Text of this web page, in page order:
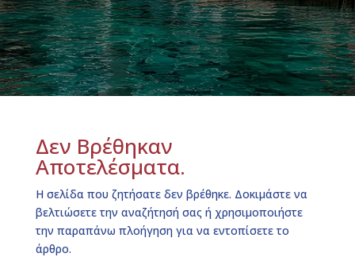
Δεν Βρέθηκαν
Αποτελέσματα.
Η σελίδα που ζητήσατε δεν βρέθηκε. Δοκιμάστε να
βελτιώσετε την αναζήτησή σας ή χρησιμοποιήστε
την παραπάνω πλοήγηση για να εντοπίσετε το
άρθρο.